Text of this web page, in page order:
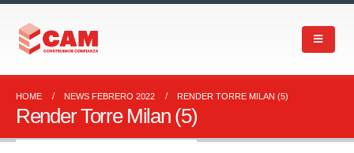
HOME NEWS FEBRERO 2022 RENDER TORRE MILAN (5)
Render Torre Milan (5)